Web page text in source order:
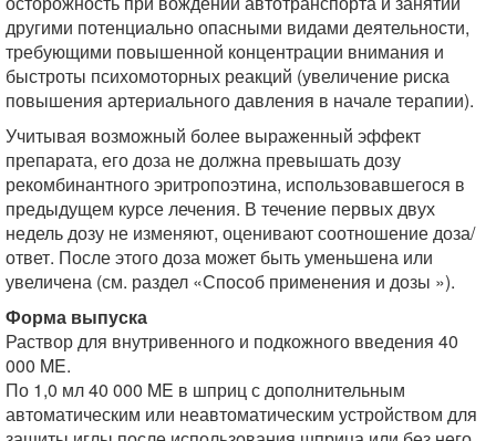
другими потенциально опасными видами деятельности,
требующими повышенной концентрации внимания и
быстроты психомоторных реакций (увеличение риска
повышения артериального давления в начале терапии).
Учитывая возможный более выраженный эффект
препарата, его доза не должна превышать дозу
рекомбинантного эритропоэтина, использовавшегося в
предыдущем курсе лечения. В течение первых двух
недель дозу не изменяют, оценивают соотношение доза/
ответ. После этого доза может быть уменьшена или
увеличена (см. раздел «Способ применения и дозы »).
Форма выпуска
Раствор для внутривенного и подкожного введения 40
000 ME.
По 1,0 мл 40 000 ME в шприц с дополнительным
автоматическим или неавтоматическим устройством для